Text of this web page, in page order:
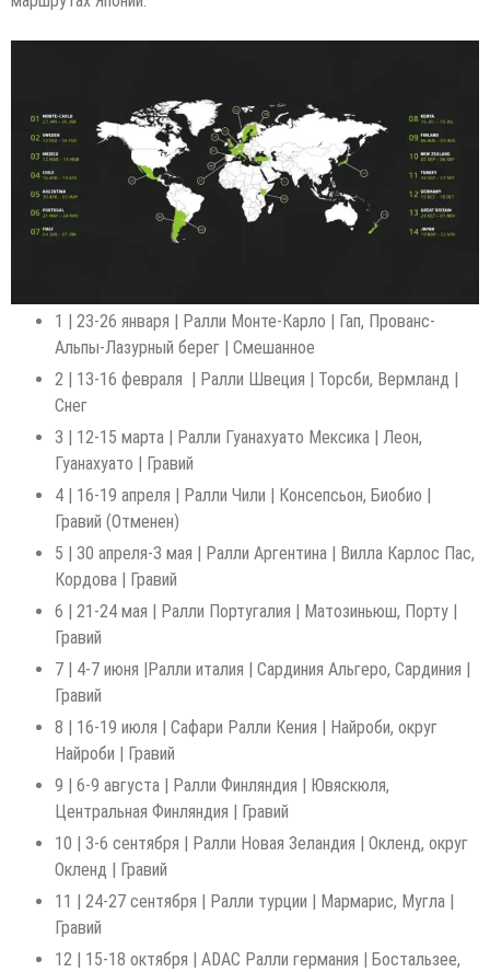
1 | 23-26 января | Ралли Монте-Карло | Гап, Прованс-
Альпы-Лазурный берег | Смешанное
2 | 13-16 февраля | Ралли Швеция | Торсби, Вермланд |
Снег
3 | 12-15 марта | Ралли Гуанахуато Мексика | Леон,
Гуанахуато | Гравий
4 | 16-19 апреля | Ралли Чили | Консепсьон, Биобио |
Гравий (Отменен)
5 | 30 апреля-3 мая | Ралли Аргентина | Вилла Карлос Пас,
Кордова | Гравий
6 | 21-24 мая | Ралли Португалия | Матозиньюш, Порту |
Гравий
7 | 4-7 июня |Ралли италия | Сардиния Альгеро, Сардиния |
Гравий
8 | 16-19 июля | Сафари Ралли Кения | Найроби, округ
Найроби | Гравий
9 | 6-9 августа | Ралли Финляндия | Ювяскюля,
Центральная Финляндия | Гравий
10 | 3-6 сентября | Ралли Новая Зеландия | Окленд, округ
Окленд | Гравий
11 | 24-27 сентября | Ралли турции | Мармарис, Мугла |
Гравий
12 | 15-18 октября | ADAC Ралли германия | Бостальзее,